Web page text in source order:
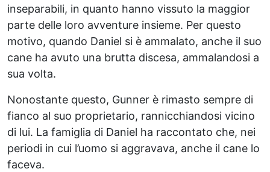
inseparabili, in quanto hanno vissuto la maggior
parte delle loro avventure insieme. Per questo
motivo, quando Daniel si è ammalato, anche il suo
cane ha avuto una brutta discesa, ammalandosi a
sua volta.
Nonostante questo, Gunner è rimasto sempre di
fianco al suo proprietario, rannicchiandosi vicino
di lui. La famiglia di Daniel ha raccontato che, nei
periodi in cui l’uomo si aggravava, anche il cane lo
faceva.